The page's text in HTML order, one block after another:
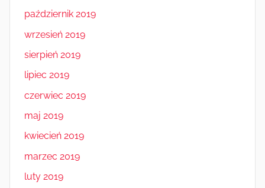
październik 2019
wrzesień 2019
sierpień 2019
lipiec 2019
czerwiec 2019
maj 2019
kwiecień 2019
marzec 2019
luty 2019